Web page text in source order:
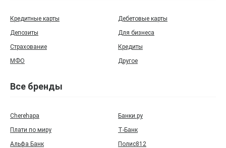
Кредитные карты
Дебетовые карты
Депозиты
Для бизнеса
Страхование
Кредиты
МФО
Другое
Все бренды
Cherehapa
Банки.ру
Плати по миру
Т‑Банк
Альфа Банк
Полис812